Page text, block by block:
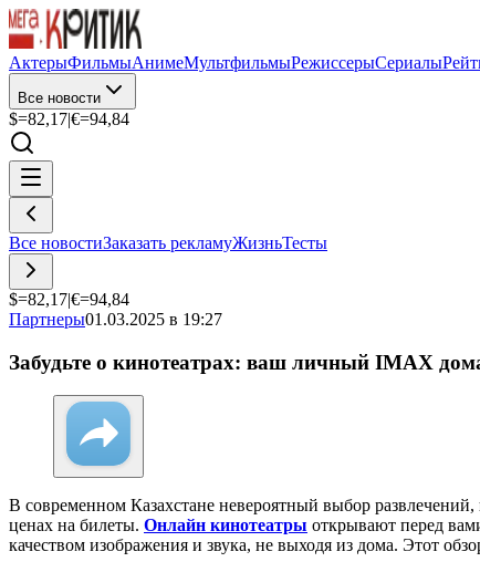
АктерыФильмыАнимеМультфильмыРежиссерыСериалы
Все новости
$=82,17|€=94,84
Все новостиЗаказать рекламуЖизньТесты
$=82,17|€=94,84
Партнеры01.03.2025 в 19:27
Забудьте о кинотеатрах: ваш личный IMAX
В современном Казахстане невероятный выбор
ценах на билеты. Онлайн кинотеатры открывают перед
качеством изображения и звука, не выходя из дома. Этот